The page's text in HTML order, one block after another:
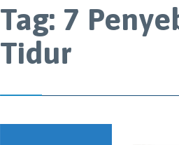
Tag: 7
Tidur